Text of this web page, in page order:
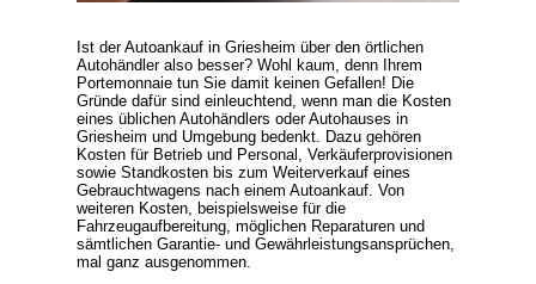
Ist der Autoankauf in Griesheim über den örtlichen
Autohändler also besser? Wohl kaum, denn Ihrem
Portemonnaie tun Sie damit keinen Gefallen! Die
Gründe dafür sind einleuchtend, wenn man die Kosten
eines üblichen Autohändlers oder Autohauses in
Griesheim und Umgebung bedenkt. Dazu gehören
Kosten für Betrieb und Personal, Verkäuferprovisionen
sowie Standkosten bis zum Weiterverkauf eines
Gebrauchtwagens nach einem Autoankauf. Von
weiteren Kosten, beispielsweise für die
Fahrzeugaufbereitung, möglichen Reparaturen und
sämtlichen Garantie- und Gewährleistungsansprüchen,
mal ganz ausgenommen.